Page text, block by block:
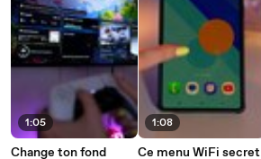
1:05
Change ton fond
1:08
Ce menu WiFi secret